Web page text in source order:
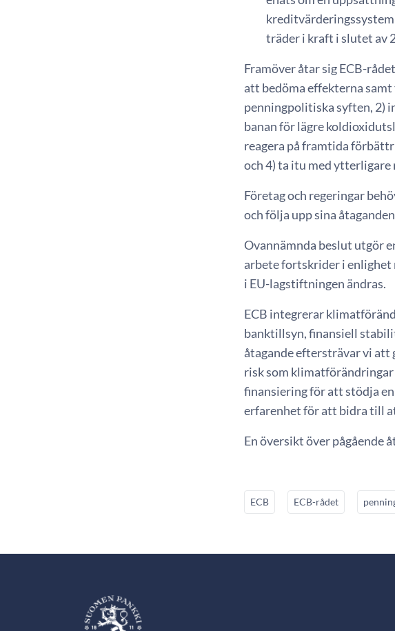
träder i kraft i slutet av
Framöver åtar sig ECB-
att bedöma effekterna
penningpolitiska syften, 2)
banan för lägre
reagera på framtida
och 4) ta itu med
Företag och regeringar
och följa upp sina
Ovannämnda beslut utgör
arbete fortskrider i enlighet
i EU-lagstiftningen ändras.
ECB integrerar
banktillsyn, finansiell
åtagande eftersträvar vi att
risk som klimatförändringar
finansiering för att stödja
erfarenhet för att bidra till
En översikt över pågående
ECB ECB-rådet